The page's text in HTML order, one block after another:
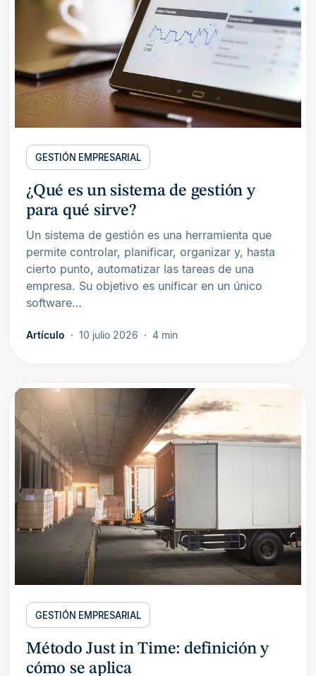
GESTIÓN EMPRESARIAL
¿Qué es un sistema de gestión y
para qué sirve?
Un sistema de gestión es una herramienta que
permite controlar, planificar, organizar y, hasta
cierto punto, automatizar las tareas de una
empresa. Su objetivo es unificar en un único
software…
Artículo 10 julio 2026 4 min
GESTIÓN EMPRESARIAL
Método Just in Time: definición y
cómo se aplica